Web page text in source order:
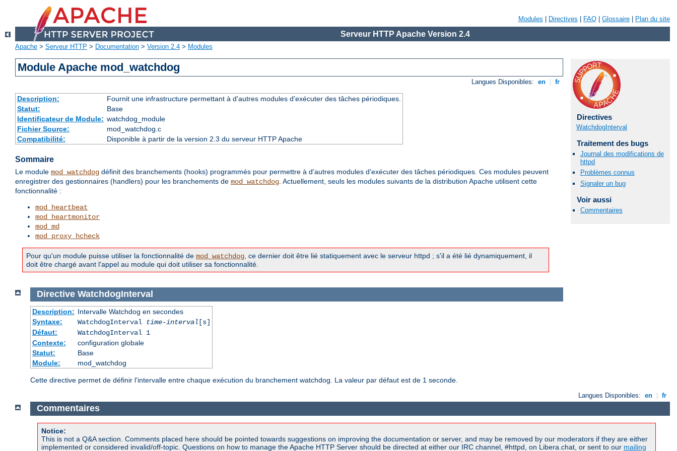
Modules Directives FAQ Glossaire Plan du site
Serveur HTTP Apache Version 2.4
Apache > Serveur HTTP > Documentation > Version 2.4 > Modules
Module Apache mod_watchdog
Langues Disponibles: en fr
Description:
Fournit une infrastructure permettant à d'autres modules d'exécuter des tâches périodiques.
Statut:
Base
Identificateur de Module: watchdog_module
Fichier Source:
mod_watchdog.c
Compatibilité:
Disponible à partir de la version 2.3 du serveur HTTP Apache
Sommaire
Le module mod_watchdog définit des branchements (hooks) programmés pour permettre à d'autres modules d'exécuter des tâches périodiques. Ces modules peuvent
enregistrer des gestionnaires (handlers) pour les branchements de mod_watchdog. Actuellement, seuls les modules suivants de la distribution Apache utilisent cette
fonctionnalité :
mod_heartbeat
mod_heartmonitor
mod_md
mod_proxy_hcheck
Pour qu'un module puisse utiliser la fonctionnalité de mod_watchdog, ce dernier doit être lié statiquement avec le serveur httpd ; s'il a été lié dynamiquement, il
doit être chargé avant l'appel au module qui doit utiliser sa fonctionnalité.
Directives
WatchdogInterval
Traitement des bugs
Journal des modifications de
httpd
Problèmes connus
Signaler un bug
Voir aussi
Commentaires
Directive WatchdogInterval
Description: Intervalle Watchdog en secondes
Syntaxe:
WatchdogInterval time-interval [s]
Défaut:
WatchdogInterval 1
Contexte:
configuration globale
Statut:
Base
Module:
mod_watchdog
Cette directive permet de définir l'intervalle entre chaque exécution du branchement watchdog. La valeur par défaut est de 1 seconde.
Langues Disponibles: en fr
Commentaires
Notice:
This is not a Q&A section. Comments placed here should be pointed towards suggestions on improving the documentation or server, and may be removed by our moderators if they are either
implemented or considered invalid/off-topic. Questions on how to manage the Apache HTTP Server should be directed at either our IRC channel, #httpd, on Libera.chat, or sent to our mailing